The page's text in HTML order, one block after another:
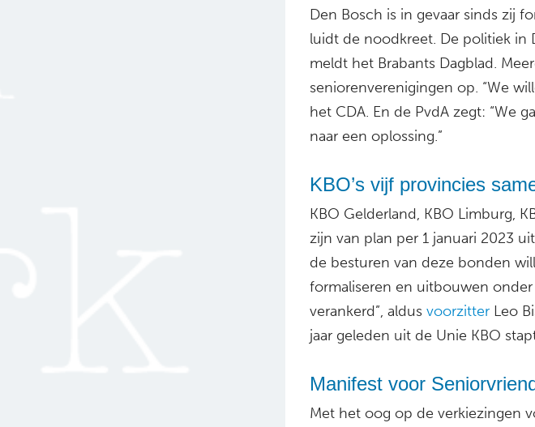
Den Bosch is in gevaar sinds zij
luidt de noodkreet. De politiek in
meldt het Brabants Dagblad.
seniorenverenigingen op. “We
het CDA. En de PvdA zegt: “We
naar een oplossing.”
KBO’s vijf provincies
KBO Gelderland, KBO Limburg,
zijn van plan per 1 januari 2023
de besturen van deze bonden
formaliseren en uitbouwen
verankerd”, aldus voorzitter Leo
jaar geleden uit de Unie KBO
Manifest voor
Met het oog op de verkiezingen